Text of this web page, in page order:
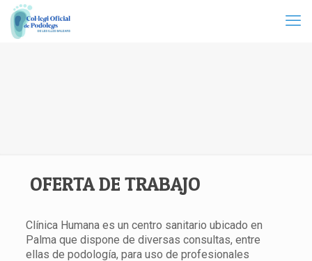
OFERTA DE TRABAJO
Clínica Humana es un centro sanitario ubicado en
Palma que dispone de diversas consultas, entre
ellas de podología, para uso de profesionales